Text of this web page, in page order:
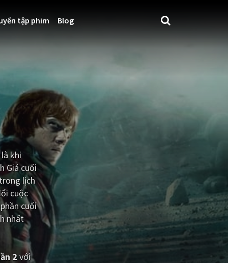
tập phim Blog
khi
Giá cuối
lịch
cuộc
cuối
nhất
2với